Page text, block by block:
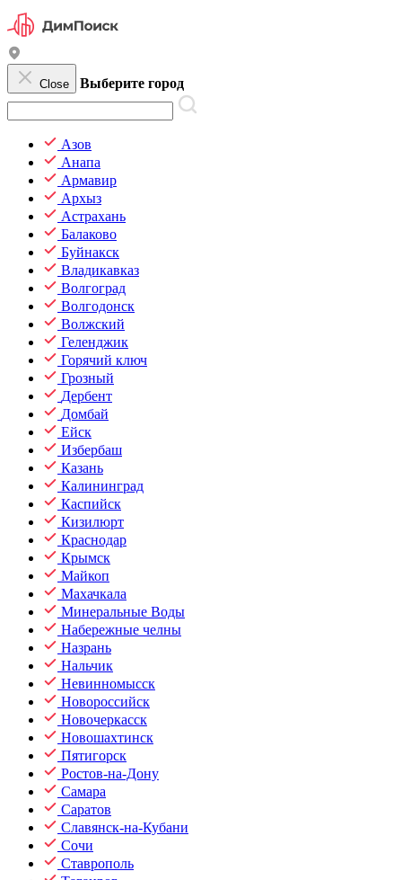
Close Выберите город
Азов
Анапа
Армавир
Архыз
Астрахань
Балаково
Буйнакск
Владикавказ
Волгоград
Волгодонск
Волжский
Геленджик
Горячий ключ
Грозный
Дербент
Домбай
Ейск
Избербаш
Казань
Калининград
Каспийск
Кизилюрт
Краснодар
Крымск
Майкоп
Махачкала
Минеральные Воды
Набережные челны
Назрань
Нальчик
Невинномысск
Новороссийск
Новочеркасск
Новошахтинск
Пятигорск
Ростов-на-Дону
Самара
Саратов
Славянск-на-Кубани
Сочи
Ставрополь